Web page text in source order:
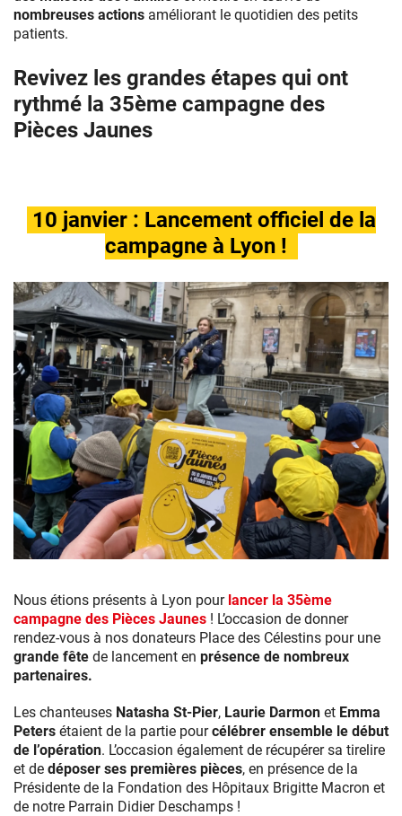
nombreuses actions améliorant le quotidien des petits
patients.
Revivez les grandes étapes qui ont
rythmé la 35ème campagne des
Pièces Jaunes
10 janvier : Lancement officiel de la
campagne à Lyon !
Nous étions présents à Lyon pour lancer la 35ème
campagne des Pièces Jaunes ! L’occasion de donner
rendez-vous à nos donateurs Place des Célestins pour une
grande fête de lancement en présence de nombreux
partenaires.
Les chanteuses Natasha St-Pier, Laurie Darmon et Emma
Peters étaient de la partie pourcélébrer ensemble le début
de l’opération. L’occasion également de récupérer sa tirelire
et de déposer ses premières pièces, en présence de la
Présidente de la Fondation des Hôpitaux Brigitte Macron et
de notre Parrain Didier Deschamps !